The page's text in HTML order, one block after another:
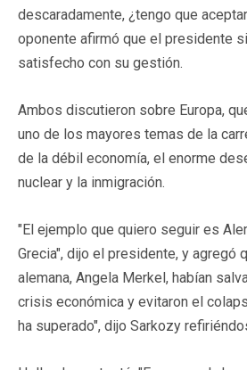
descaradamente, ¿tengo que
oponente afirmó que el presidente
satisfecho con su gestión.
Ambos discutieron sobre Europa,
uno de los mayores temas de la
de la débil economía, el enorme
nuclear y la inmigración.
"El ejemplo que quiero seguir es
Grecia", dijo el presidente, y agregó
alemana, Angela Merkel, habían
crisis económica y evitaron el
ha superado", dijo Sarkozy